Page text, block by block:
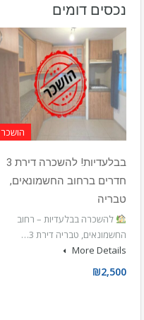
נכסים דומים
הושכר
בבלעדיות! להשכרה דירת 3
חדרים ברחוב החשמונאים,
טבריה
להשכרה בבלעדיות – רחוב
החשמונאים, טבריה דירת 3…
More Details
₪2,500